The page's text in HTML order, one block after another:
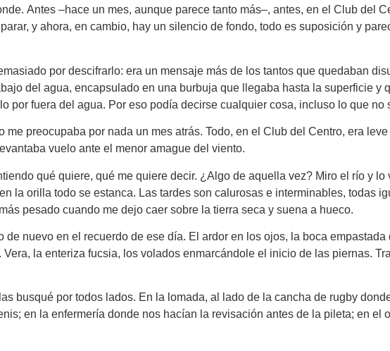
Antes –hace un mes, aunque parece tanto más–, antes, en el Club del
y ahora, en cambio, hay un silencio de fondo, todo es suposición y
por descifrarlo: era un mensaje más de los tantos que quedaban
del agua, encapsulado en una burbuja que llegaba hasta la superficie y
por fuera del agua. Por eso podía decirse cualquier cosa, incluso lo que no
me preocupaba por nada un mes atrás. Todo, en el Club del Centro, era
vuelo ante el menor amague del viento.
qué quiere, qué me quiere decir. ¿Algo de aquella vez? Miro el río y
la orilla todo se estanca. Las tardes son calurosas e interminables, todas
pesado cuando me dejo caer sobre la tierra seca y suena a hueco.
de nuevo en el recuerdo de ese día. El ardor en los ojos, la boca
la enteriza fucsia, los volados enmarcándole el inicio de las piernas.
busqué por todos lados. En la lomada, al lado de la cancha de rugby
en la enfermería donde nos hacían la revisación antes de la pileta; en el